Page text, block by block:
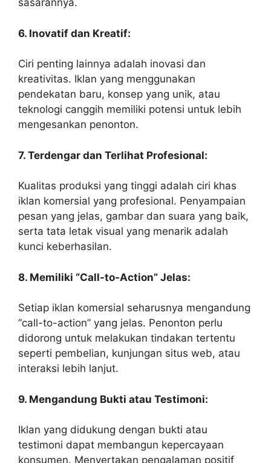
sasarannya.
6. Inovatif dan Kreatif:
Ciri penting lainnya adalah inovasi dan
kreativitas. Iklan yang menggunakan
pendekatan baru, konsep yang unik, atau
teknologi canggih memiliki potensi untuk lebih
mengesankan penonton.
7. Terdengar dan Terlihat Profesional:
Kualitas produksi yang tinggi adalah ciri khas
iklan komersial yang profesional. Penyampaian
pesan yang jelas, gambar dan suara yang baik,
serta tata letak visual yang menarik adalah
kunci keberhasilan.
8. Memiliki “Call-to-Action” Jelas:
Setiap iklan komersial seharusnya mengandung
“call-to-action” yang jelas. Penonton perlu
didorong untuk melakukan tindakan tertentu
seperti pembelian, kunjungan situs web, atau
interaksi lebih lanjut.
9. Mengandung Bukti atau Testimoni:
Iklan yang didukung dengan bukti atau
testimoni dapat membangun kepercayaan
konsumen. Menyertakan pengalaman positif